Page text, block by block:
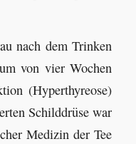
nach dem Trinken
von vier Wochen
(Hyperthyreose)
Schilddrüse war
Medizin der Tee